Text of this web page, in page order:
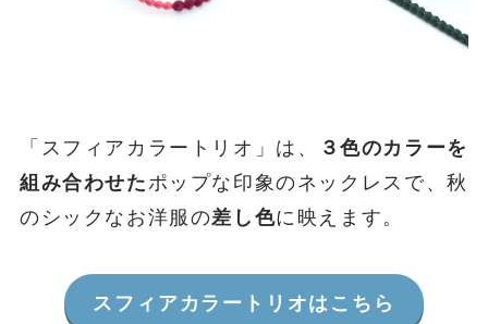
「スフィアカラートリオ」は、
３色のカラーを
組み合わせたポップな印象のネックレスで、秋
のシックなお洋服の差し色に映えます。
スフィアカラートリオはこちら